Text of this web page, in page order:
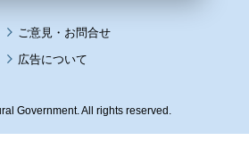
広告について
Government. All rights reserved.